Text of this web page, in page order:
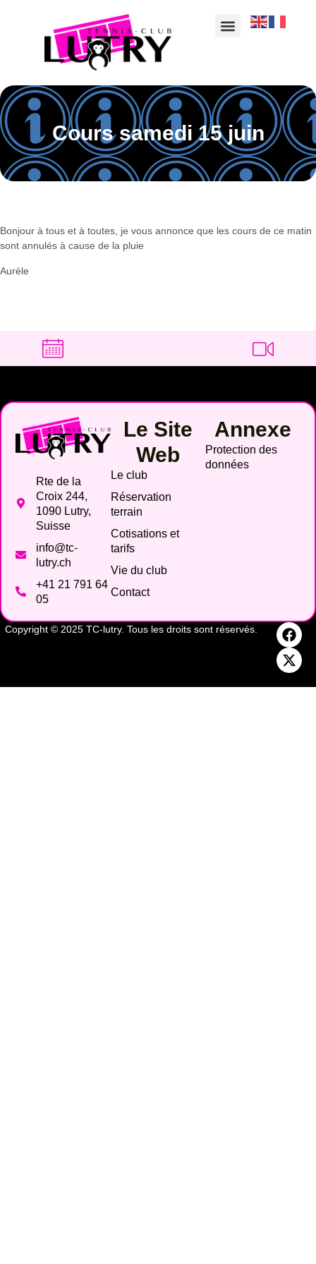
Cours samedi 15 juin
Bonjour à tous et à toutes, je vous annonce que les cours de ce matin
sont annulés à cause de la pluie
Aurèle
Rte de la
Croix 244,
1090 Lutry,
Suisse
info@tc-
lutry.ch
+41 21 791 64
05
Le Site
Web
Le club
Réservation
terrain
Cotisations et
tarifs
Vie du club
Contact
Annexe
Protection des
données
Copyright © 2025 TC-lutry. Tous les droits sont réservés.